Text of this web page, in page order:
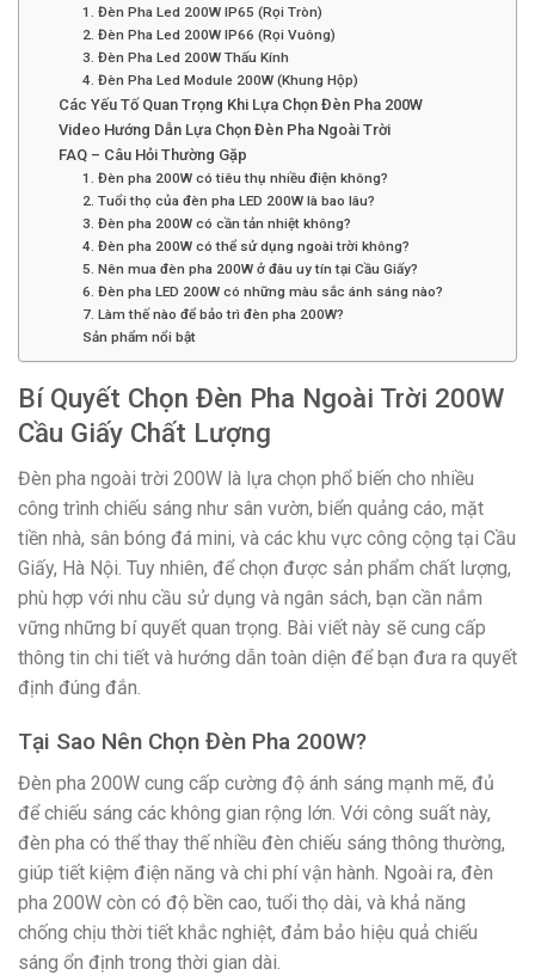
1. Đèn Pha Led 200W IP65 (Rọi Tròn)
2. Đèn Pha Led 200W IP66 (Rọi Vuông)
3. Đèn Pha Led 200W Thấu Kính
4. Đèn Pha Led Module 200W (Khung Hộp)
Các Yếu Tố Quan Trọng Khi Lựa Chọn Đèn Pha 200W
Video Hướng Dẫn Lựa Chọn Đèn Pha Ngoài Trời
FAQ – Câu Hỏi Thường Gặp
1. Đèn pha 200W có tiêu thụ nhiều điện không?
2. Tuổi thọ của đèn pha LED 200W là bao lâu?
3. Đèn pha 200W có cần tản nhiệt không?
4. Đèn pha 200W có thể sử dụng ngoài trời không?
5. Nên mua đèn pha 200W ở đâu uy tín tại Cầu Giấy?
6. Đèn pha LED 200W có những màu sắc ánh sáng nào?
7. Làm thế nào để bảo trì đèn pha 200W?
Sản phẩm nổi bật
Bí Quyết Chọn Đèn Pha Ngoài Trời 200W
Cầu Giấy Chất Lượng
Đèn pha ngoài trời 200W là lựa chọn phổ biến cho nhiều
công trình chiếu sáng như sân vườn, biển quảng cáo, mặt
tiền nhà, sân bóng đá mini, và các khu vực công cộng tại Cầu
Giấy, Hà Nội. Tuy nhiên, để chọn được sản phẩm chất lượng,
phù hợp với nhu cầu sử dụng và ngân sách, bạn cần nắm
vững những bí quyết quan trọng. Bài viết này sẽ cung cấp
thông tin chi tiết và hướng dẫn toàn diện để bạn đưa ra quyết
định đúng đắn.
Tại Sao Nên Chọn Đèn Pha 200W?
Đèn pha 200W cung cấp cường độ ánh sáng mạnh mẽ, đủ
để chiếu sáng các không gian rộng lớn. Với công suất này,
đèn pha có thể thay thế nhiều đèn chiếu sáng thông thường,
giúp tiết kiệm điện năng và chi phí vận hành. Ngoài ra, đèn
pha 200W còn có độ bền cao, tuổi thọ dài, và khả năng
chống chịu thời tiết khắc nghiệt, đảm bảo hiệu quả chiếu
sáng ổn định trong thời gian dài.